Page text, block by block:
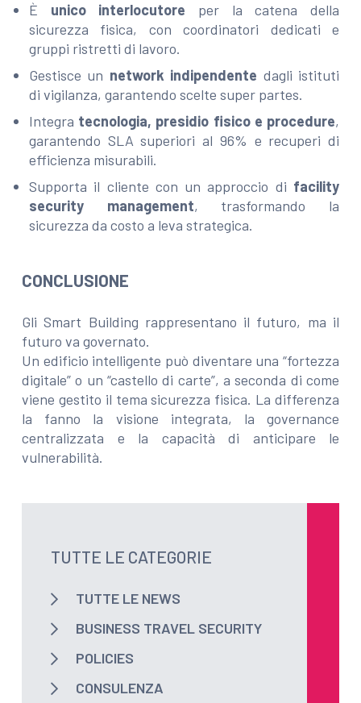
È unico interlocutore per la catena della
sicurezza fisica, con coordinatori dedicati e
gruppi ristretti di lavoro.
Gestisce un network indipendente dagli istituti
di vigilanza, garantendo scelte super partes.
Integra tecnologia, presidio fisico e procedure,
garantendo SLA superiori al 96% e recuperi di
efficienza misurabili.
Supporta il cliente con un approccio di facility
security management, trasformando la
sicurezza da costo a leva strategica.
CONCLUSIONE
Gli Smart Building rappresentano il futuro, ma il
futuro va governato.
Un edificio intelligente può diventare una “fortezza
digitale” o un “castello di carte”, a seconda di come
viene gestito il tema sicurezza fisica. La differenza
la fanno la visione integrata, la governance
centralizzata e la capacità di anticipare le
vulnerabilità.
TUTTE LE CATEGORIE
TUTTE LE NEWS
BUSINESS TRAVEL SECURITY
POLICIES
CONSULENZA